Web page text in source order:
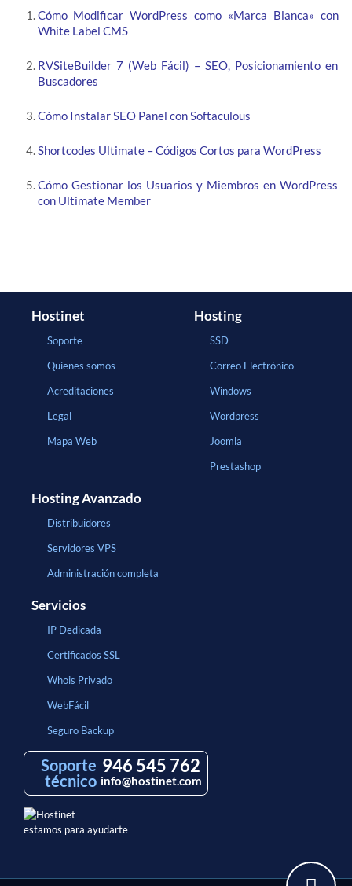
Cómo Modificar WordPress como «Marca Blanca» con
White Label CMS
RVSiteBuilder 7 (Web Fácil) – SEO, Posicionamiento en
Buscadores
Cómo Instalar SEO Panel con Softaculous
Shortcodes Ultimate – Códigos Cortos para WordPress
Cómo Gestionar los Usuarios y Miembros en WordPress
con Ultimate Member
Hostinet
Soporte
Quienes somos
Acreditaciones
Legal
Mapa Web
Hosting
SSD
Correo Electrónico
Windows
Wordpress
Joomla
Prestashop
Hosting Avanzado
Distribuidores
Servidores VPS
Administración completa
Servicios
IP Dedicada
Certificados SSL
Whois Privado
WebFácil
Seguro Backup
Soporte
técnico
946 545 762
info@hostinet.com
estamos para ayudarte